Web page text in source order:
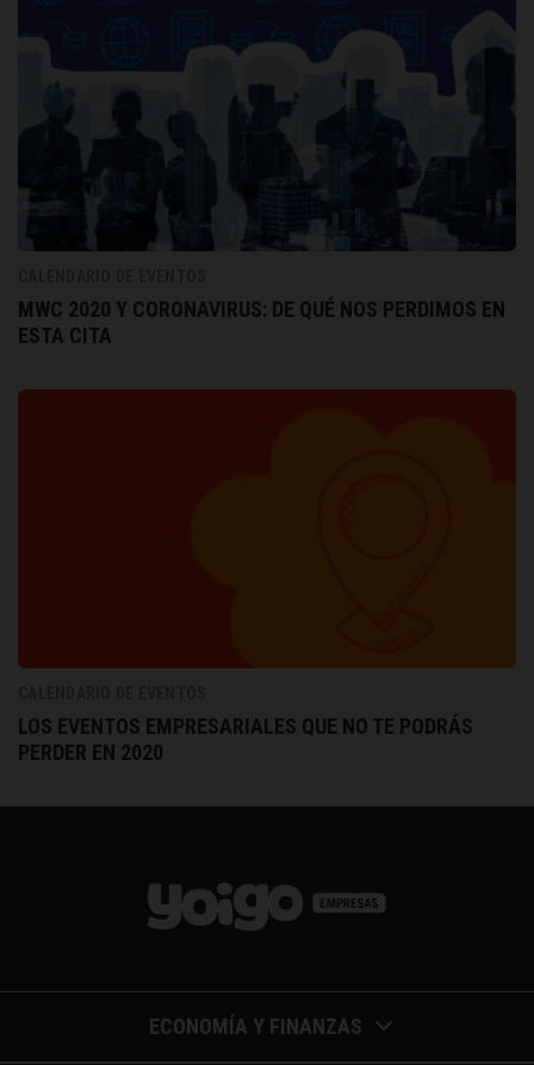
MWC 2020 Y CORONAVIRUS: DE QUÉ NOS PERDIMOS EN
ESTA CITA
LOS EVENTOS EMPRESARIALES QUE NO TE PODRÁS
PERDER EN 2020
ECONOMÍA Y FINANZAS